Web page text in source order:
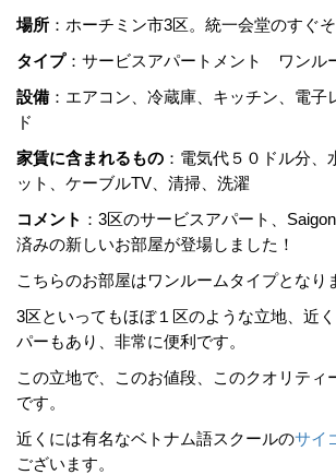
場所 ：ホーチミン市3区。統一会堂のすぐそ
タイプ：サービスアパートメント ワンル
設備：エアコン、冷蔵庫、キッチン、電子
ド
家賃に含まれるもの ：電気代５０ドル分、
ット、ケーブルTV、清掃、洗濯
コメント ：3区のサービスアパート、
済みの新しいお部屋が登場しました！
こちらのお部屋はワンルームタイプとなり
3区といってもほぼ１区のような立地、近
パーもあり、非常に便利です。
この立地で、このお値段、このクオリティ
です。
近くには有名なベトナム語スクールのサイ
ございます。